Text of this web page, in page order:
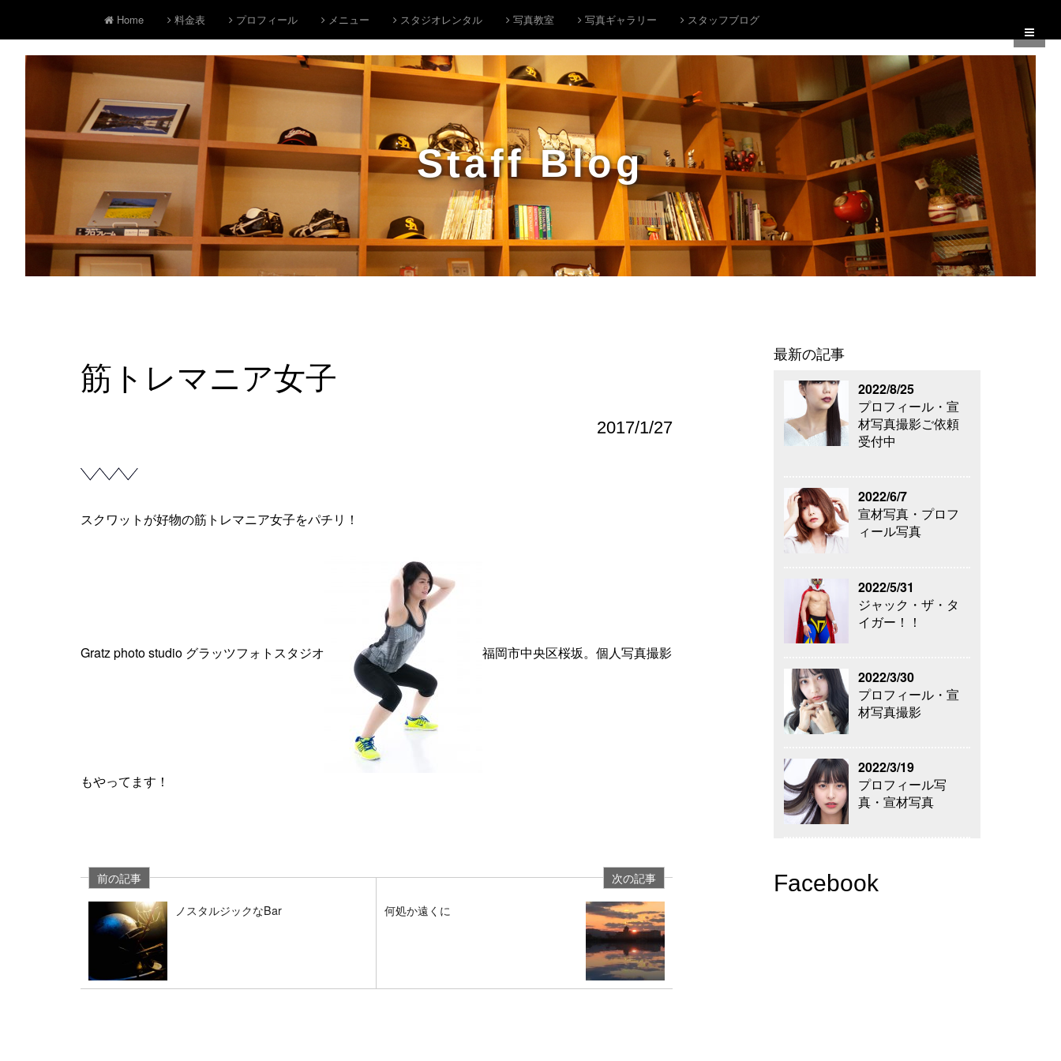
Home 料金表 プロフィール メニュー スタジオレンタル 写真教室 写真ギャラリー スタッフブログ
Staff Blog
筋トレマニア女子
2017/1/27
スクワットが好物の筋トレマニア女子をパチリ！
Gratz photo studio グラッツフォトスタジオ 福岡市中央区桜坂。個人写真撮影
もやってます！
前の記事
ノスタルジックなBar
次の記事
何処か遠くに
最新の記事
2022/8/25
プロフィール・宣
材写真撮影ご依頼
受付中
2022/6/7
宣材写真・プロフ
ィール写真
2022/5/31
ジャック・ザ・タ
イガー！！
2022/3/30
プロフィール・宣
材写真撮影
2022/3/19
プロフィール写
真・宣材写真
Facebook